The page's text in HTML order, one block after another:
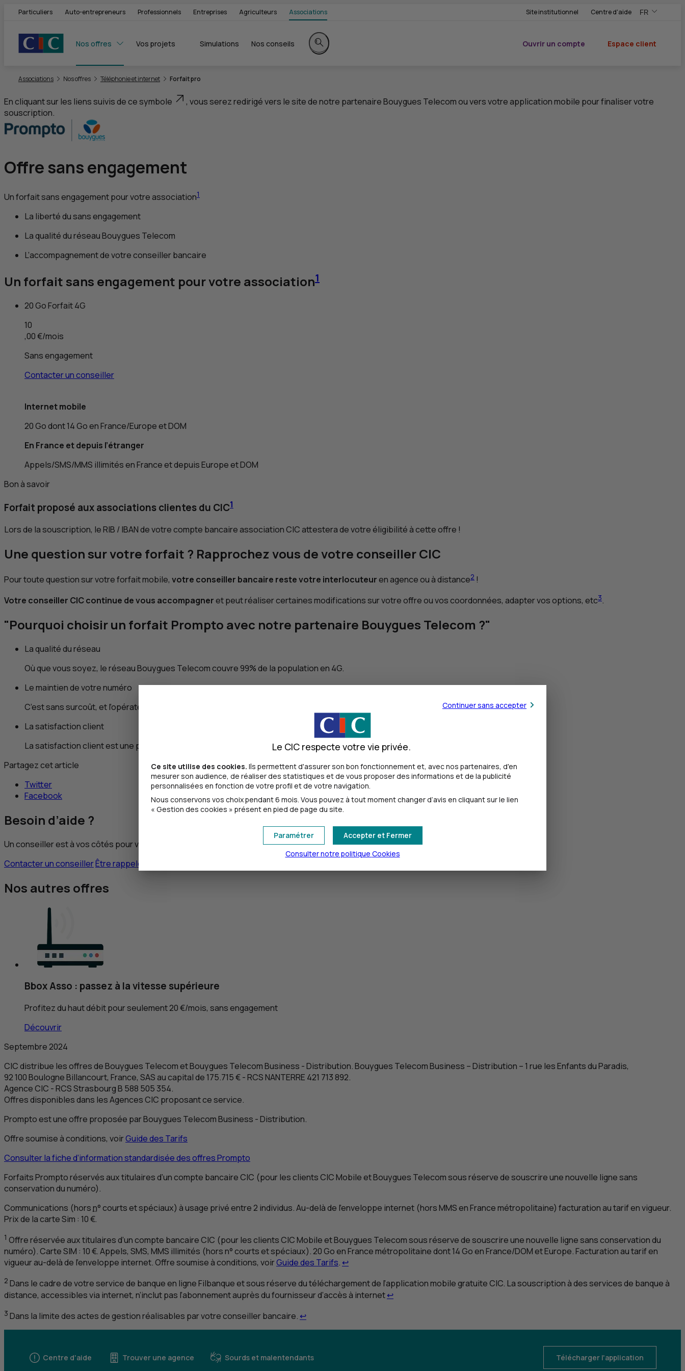
Particuliers Auto-entrepreneurs Professionnels Entreprises Agriculteurs Associations Site institutionnel Centre d'aide FR
,Version
,Changer de
Nos offres Vos projets Simulations Nos conseils
Rechercher sur le site
Ouvrir un compte
Espace client
Associations Nos offres Téléphonie et internet Forfait pro
En cliquant sur les liens suivis de ce symbole
, vous serez redirigé vers le site de notre partenaire Bouygues Telecom ou vers votre application mobile pour finaliser votre
souscription.
Offre sans engagement
Un forfait sans engagement pour votre association1
La liberté du sans engagement
La qualité du réseau Bouygues Telecom
L’accompagnement de votre conseiller bancaire
Un forfait sans engagement pour votre association1
20GoForfait 4G
10
,00 €/mois
Sans engagement
Contacter un conseiller
Internet mobile
20Godont 14Goen France/Europe etDOM
En France et depuis l’étranger
Appels/SMS/MMS illimités en France et depuis Europe etDOM
Bon à savoir
Forfait proposé aux associations clientes du CIC1
Lors de la souscription, le RIB / IBAN de votre compte bancaire associationCICattestera de votre éligibilité à cette offre !
Une question sur votre forfait ? Rapprochez vous de votre conseillerCIC
Pour toute question sur votre forfait mobile, votre conseiller bancaire reste votre interlocuteuren agence ou à distance2 !
Votre conseiller CICcontinue de vous accompagneret peut réaliser certaines modifications sur votre offre ou vos coordonnées, adapter vos options, etc3.
"Pourquoi choisir un forfait Prompto avec notre partenaire Bouygues Telecom ?"
La qualité du réseau
Où que vous soyez, le réseau Bouygues Telecom couvre 99% de la population en 4G.
Le maintien de votre numéro
C’est sans surcoût, et l’opérateur s’occupe de tout.
La satisfaction client
La satisfaction client est une priorité. Des téléconseillers sont là pour vous accompagner et répondre au mieux à votre besoin.
Partagez cet article
Twitter
Facebook
Besoin d’aide ?
Un conseiller est à vos côtés pour vous accompagner.
Contacter un conseillerÊtre rappelé
Nos autres offres
Bbox Asso : passez à la vitesse supérieure
Profitez du haut débit pour seulement 20 €/mois, sans engagement
Découvrir
Septembre 2024
CICdistribue les offres de Bouygues Telecom et Bouygues Telecom Business - Distribution. Bouygues Telecom Business – Distribution – 1 rue les Enfants du Paradis,
92 100 Boulogne Billancourt, France, SASau capital de 175.715 € -RCSNANTERRE 421 713 892.
AgenceCIC -RCSStrasbourg B 588 505 354.
Offres disponibles dans les AgencesCIC proposant ce service.
Prompto est une offre proposée par Bouygues Telecom Business - Distribution.
Offre soumise à conditions, voirGuide des Tarifs
Consulter la fiche d’information standardisée des offres Prompto
Forfaits Prompto réservés aux titulaires d’un compte bancaireCIC (pour les clientsCICMobile et Bouygues Telecom sous réserve de souscrire une nouvelle ligne sans
conservation du numéro).
Communications (horsn° courts et spéciaux) à usage privé entre 2 individus. Au-delà de l’enveloppe internet (horsMMSen France métropolitaine) facturation au tarif en vigueur.
Prix de la carte Sim : 10 €.
1 Offre réservée aux titulaires d’un compte bancaireCIC (pour les clientsCICMobile et Bouygues Telecom sous réserve de souscrire une nouvelle ligne sans conservation du
numéro). CarteSIM : 10 €. Appels, SMS, MMS illimités (horsn° courts et spéciaux). 20Goen France métropolitaine dont 14Goen France/DOMet Europe. Facturation au tarif en
vigueur au-delà de l’enveloppe internet. Offre soumise à conditions, voirGuide des Tarifs. ↩Retour au renvoi 1
2 Dans le cadre de votre service de banque en ligne Filbanque et sous réserve du téléchargement de l’application mobile gratuiteCIC. La souscription à des services de banque à
distance, accessibles via internet, n’inclut pas l’abonnement auprès du fournisseur d’accès à internet↩Retour au renvoi 2
3 Dans la limite des actes de gestion réalisables par votre conseiller bancaire. ↩Retour au renvoi 3
Centre d'aide Trouver une agence Sourds et malentendants Télécharger l'application
Continuer sans accepter
Le CIC respecte votre vie privée.
Ce site utilise des cookies. Ils permettent d'assurer son bon fonctionnement et, avec nos partenaires, d'en
mesurer son audience, de réaliser des statistiques et de vous proposer des informations et de la publicité
personnalisées en fonction de votre profil et de votre navigation.
Nous conservons vos choix pendant 6 mois. Vous pouvez à tout moment changer d’avis en cliquant sur le lien
« Gestion des cookies » présent en pied de page du site.
Accepter et Fermer
Paramétrer
Consulter notre politique Cookies